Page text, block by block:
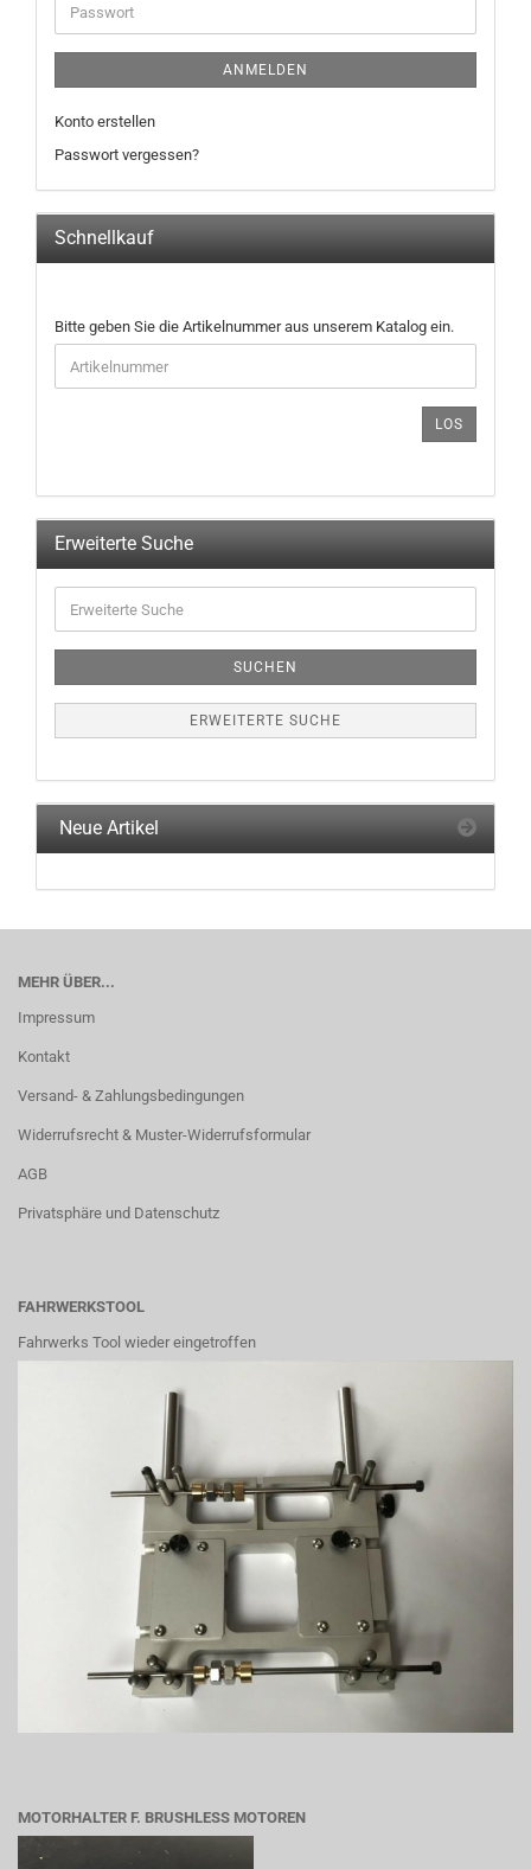
Passwort
ANMELDEN
Konto erstellen
Passwort vergessen?
Schnellkauf
BITTE
GEBEN
SIE
DIE
EIN.
Bitte geben Sie die Artikelnummer aus unserem Katalog ein.
LOS
Erweiterte Suche
Suche
SUCHEN
ERWEITERTE SUCHE
Neue Artikel
MEHR ÜBER...
Impressum
Kontakt
Versand- & Zahlungsbedingungen
Widerrufsrecht & Muster-Widerrufsformular
AGB
Privatsphäre und Datenschutz
FAHRWERKSTOOL
Fahrwerks Tool wieder eingetroffen
MOTORHALTER F. BRUSHLESS MOTOREN